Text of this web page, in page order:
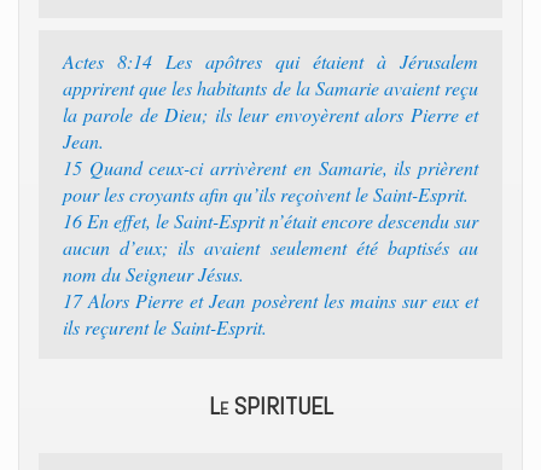
Actes 8:14 Les apôtres qui étaient à Jérusalem
apprirent que les habitants de la Samarie avaient reçu
la parole de Dieu; ils leur envoyèrent alors Pierre et
Jean.
15 Quand ceux-ci arrivèrent en Samarie, ils prièrent
pour les croyants afin qu’ils reçoivent le Saint-Esprit.
16 En effet, le Saint-Esprit n’était encore descendu sur
aucun d’eux; ils avaient seulement été baptisés au
nom du Seigneur Jésus.
17 Alors Pierre et Jean posèrent les mains sur eux et
ils reçurent le Saint-Esprit.
Le SPIRITUEL